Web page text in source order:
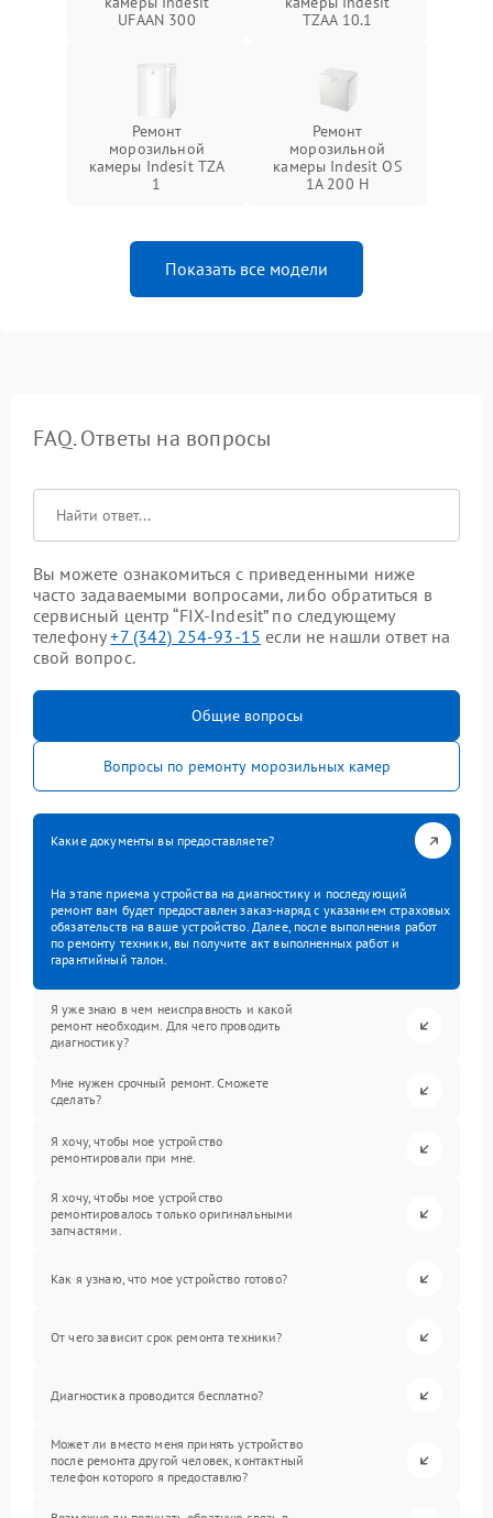
UFAAN 300
TZAA 10.1
Ремонт
морозильной
камеры Indesit TZA
1
Ремонт
морозильной
камеры Indesit OS
1A 200 H
Показать все модели
FAQ. Ответы на вопросы
Вы можете ознакомиться с приведенными ниже
часто задаваемыми вопросами, либо обратиться в
сервисный центр “FIX-Indesit” по следующему
телефону+7 (342) 254-93-15 если не нашли ответ на
свой вопрос.
Общие вопросы
Вопросы по ремонту морозильных камер
Какие документы вы предоставляете?
На этапе приема устройства на диагностику и последующий
ремонт вам будет предоставлен заказ-наряд с указанием страховых
обязательств на ваше устройство. Далее, после выполнения работ
по ремонту техники, вы получите акт выполненных работ и
гарантийный талон.
Я уже знаю в чем неисправность и какой
ремонт необходим. Для чего проводить
диагностику?
Мне нужен срочный ремонт. Сможете
сделать?
Я хочу, чтобы мое устройство
ремонтировали при мне.
Я хочу, чтобы мое устройство
ремонтировалось только оригинальными
запчастями.
Как я узнаю, что мое устройство готово?
От чего зависит срок ремонта техники?
Диагностика проводится бесплатно?
Может ли вместо меня принять устройство
после ремонта другой человек, контактный
телефон которого я предоставлю?